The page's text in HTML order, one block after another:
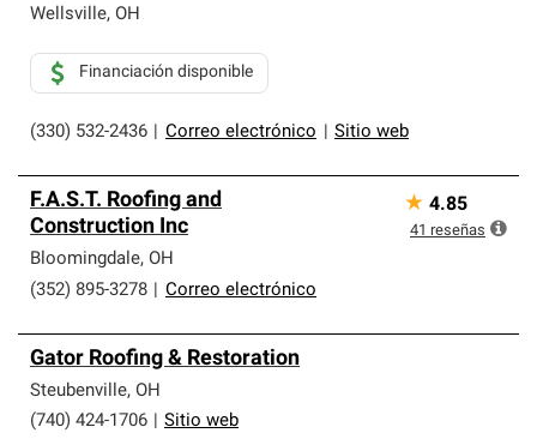
que cumplen con altos estándares y requisitos estrictos
Wellsville, OH
(330) 532-2436 Correo electrónico Sitio web
Financiación disponible
F.A.S.T. Roofing and
Construction Inc
Bloomingdale, OH
(352) 895-3278
Correo electrónico
★ 4.85
41 reseñas
Gator Roofing & Restoration
Steubenville, OH
(740) 424-1706
Sitio web